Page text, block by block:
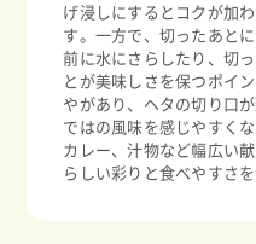
げ浸しにするとコクが加
す。一方で、切ったあと
前に水にさらしたり、切
とが美味しさを保つポイ
やがあり、ヘタの切り口
ではの風味を感じやすく
カレー、汁物など幅広い
らしい彩りと食べやすさ